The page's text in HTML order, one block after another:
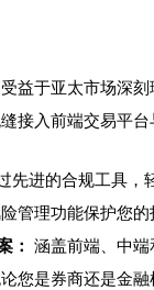
益于亚太市场深刻
接入前端交易平
先进的合规工具，
管理功能保护您的
：
涵盖前端、中端
您是券商还是金融